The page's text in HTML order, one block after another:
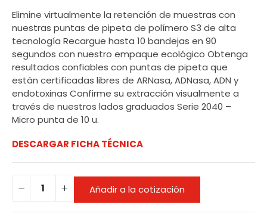
Elimine virtualmente la retención de muestras con
nuestras puntas de pipeta de polímero S3 de alta
tecnología Recargue hasta 10 bandejas en 90
segundos con nuestro empaque ecológico Obtenga
resultados confiables con puntas de pipeta que
están certificadas libres de ARNasa, ADNasa, ADN y
endotoxinas Confirme su extracción visualmente a
través de nuestros lados graduados Serie 2040 –
Micro punta de 10 u.
DESCARGAR FICHA TÉCNICA
Añadir a la cotización